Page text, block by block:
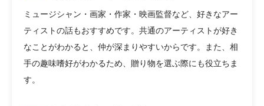
ミュージシャン・画家・作家・映画監督など、好きなアー
ティストの話もおすすめです。共通のアーティストが好き
なことがわかると、仲が深まりやすいからです。また、相
手の趣味嗜好がわかるため、贈り物を選ぶ際にも役立ちま
す。